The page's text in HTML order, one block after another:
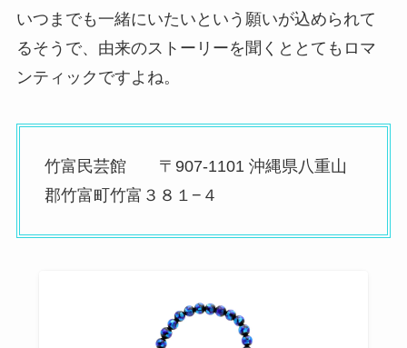
いつまでも一緒にいたいという願いが込められて
るそうで、由来のストーリーを聞くととてもロマ
ンティックですよね。
竹富民芸館 〒907-1101 沖縄県八重山
郡竹富町竹富３８１−４